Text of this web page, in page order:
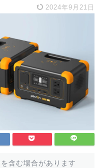
2024年9月21日
含む場合があります